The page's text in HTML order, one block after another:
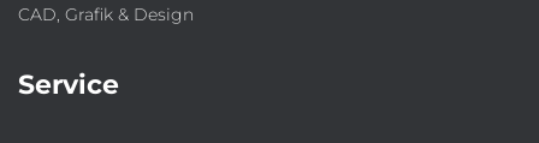
CAD, Grafik & Design
Service